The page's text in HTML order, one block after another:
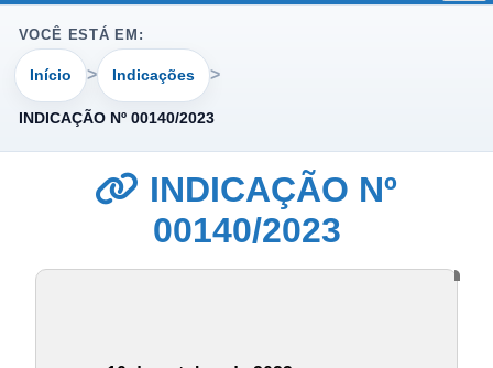
VOCÊ ESTÁ EM:
Início Indicações
INDICAÇÃO Nº 00140/2023
INDICAÇÃO Nº
00140/2023